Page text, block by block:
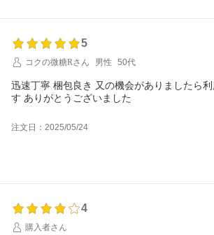
5
コクの微糖Rさん
男性 50代
迅速丁寧 梱包良き 又の機会がありましたら
す ありがとうございました
注文日：2025/05/24
4
購入者さん